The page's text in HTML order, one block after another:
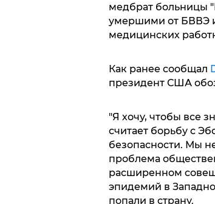
медбрат больницы
умершими от БВВЭ
медицинских
Как ранее сообщал
президент США
"Я хочу, чтобы все
считает борьбу с
безопасности. Мы
проблема
расширенном
эпидемий в
попали в страну.